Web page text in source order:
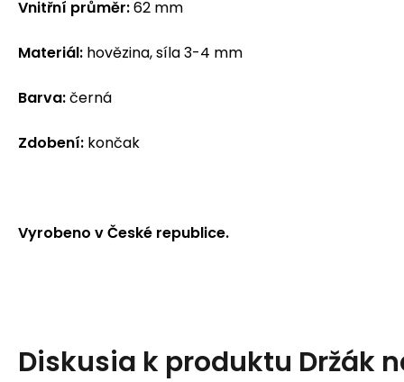
Vnitřní průměr:62 mm
Materiál: hovězina, síla 3-4 mm
Barva:černá
Zdobení: končak
Vyrobeno v České republice.
Diskusia k produktu Držák